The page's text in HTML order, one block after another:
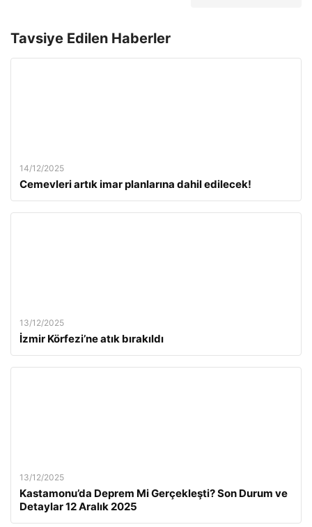
Tavsiye Edilen Haberler
14/12/2025
Cemevleri artık imar planlarına dahil edilecek!
13/12/2025
İzmir Körfezi’ne atık bırakıldı
13/12/2025
Kastamonu’da Deprem Mi Gerçekleşti? Son Durum ve
Detaylar 12 Aralık 2025